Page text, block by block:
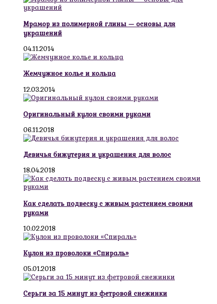
Мрамор из полимерной глины — основы для
украшений
04.11.2014
Жемчужное колье и кольца
12.03.2014
Оригинальный кулон своими руками
06.11.2018
Девичья бижутерия и украшения для волос
18.04.2018
Как сделать подвеску с живым растением своими
руками
10.02.2018
Кулон из проволоки «Спираль»
05.01.2018
Серьги за 15 минут из фетровой снежинки